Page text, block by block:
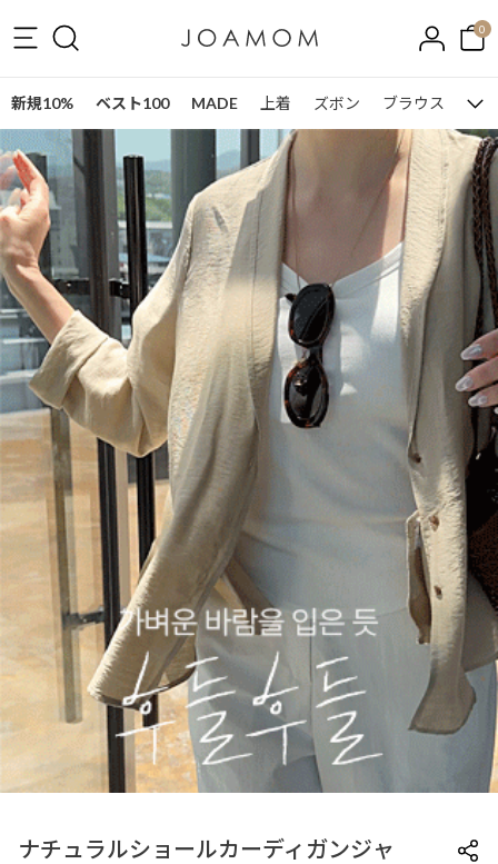
0
新規10% ベスト100 MADE 上着 ズボン ブラウス ワ
ナチュラルショールカーディガンジャ